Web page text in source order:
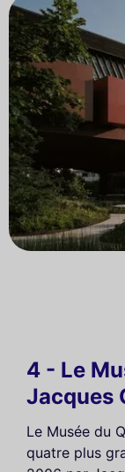
4 - Le
Jacques
Le Musée du
quatre plus